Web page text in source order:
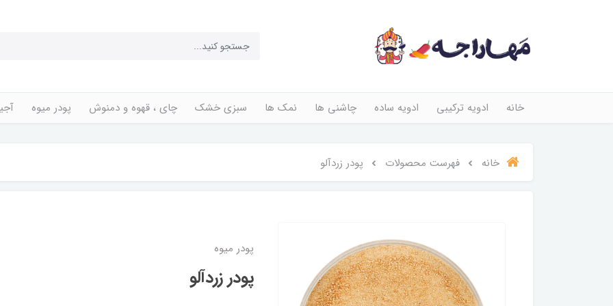
خانه ادویه ترکیبی ادویه ساده چاشنی ها نمک ها سبزی خشک چای ، قهوه و دمنوش پودر میوه
خانه فهرست محصولات پودر زردآلو
پودر میوه
پودر زردآلو